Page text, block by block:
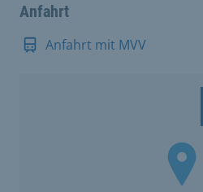
Anfahrt
Anfahrt mit MVV